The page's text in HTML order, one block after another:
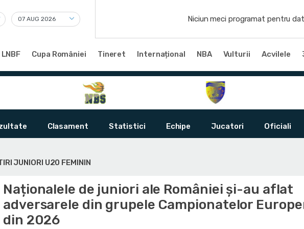
Niciun meci programat pentru
LNBF Cupa României Tineret Internațional NBA Vulturii Acvilele
Clasament Statistici Echipe Jucatori Oficiali
JUNIORI U20 FEMININ
Naționalele de juniori ale României și-au aflat
adversarele din grupele Campionatelor
din 2026